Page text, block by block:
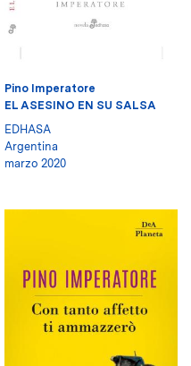
Pino Imperatore
EL ASESINO EN SU SALSA
EDHASA
Argentina
marzo 2020